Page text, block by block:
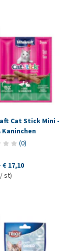
Cat Stick Mini -
Kaninchen
(0)
€ 17,10
st)